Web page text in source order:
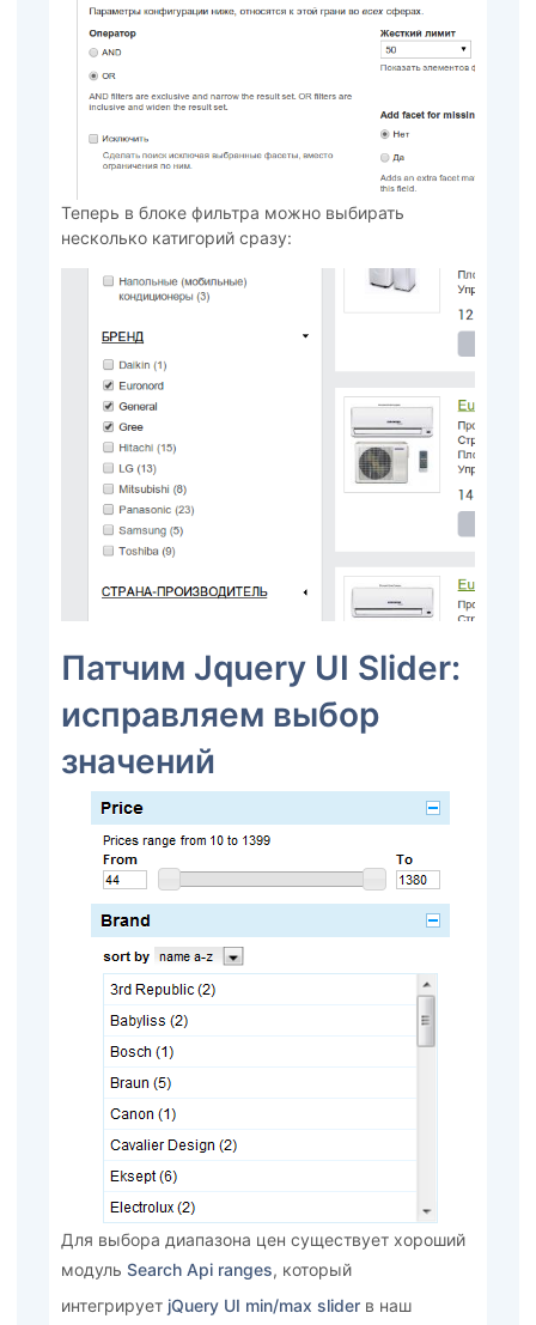
Теперь в блоке фильтра можно выбирать
несколько катигорий сразу:
Патчим Jquery UI Slider:
исправляем выбор
значений
Для выбора диапазона цен существует хороший
модуль Search Api ranges, который
интегрирует jQuery UI min/max sliderв наш